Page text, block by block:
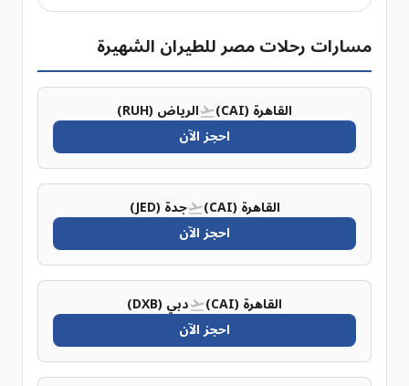
مسارات رحلات مصر للطيران الشهيرة
القاهرة (CAI)
الرياض (RUH)
احجز الآن
القاهرة (CAI)
جدة (JED)
احجز الآن
القاهرة (CAI)
دبي (DXB)
احجز الآن